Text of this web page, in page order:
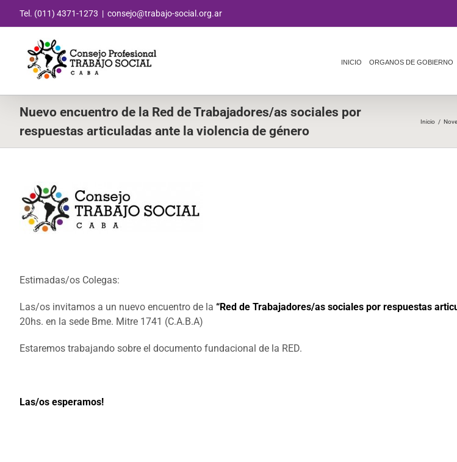
Tel. (011) 4371-1273 | consejo@trabajo-social.org.ar
INICIO ORGANOS DE GOBIERNO
Nuevo encuentro de la Red de Trabajadores/as sociales por
respuestas articuladas ante la violencia de género
Inicio /
Estimadas/os Colegas:
Las/os invitamos a un nuevo encuentro de la “Red de Trabajadores/as sociales por respuestas
20hs. en la sede Bme. Mitre 1741 (C.A.B.A)
Estaremos trabajando sobre el documento fundacional de la RED.
Las/os esperamos!